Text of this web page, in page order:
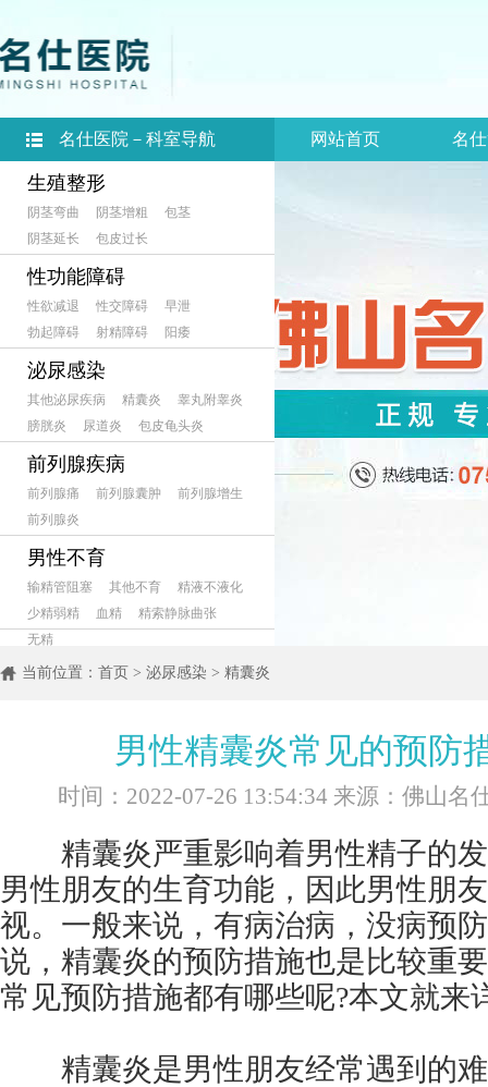
生殖整形
阴茎弯曲 阴茎增粗
包茎
阴茎延长
包皮过长
性功能障碍
性欲减退 性交障碍
早泄
勃起障碍
射精障碍 阳痿
泌尿感染
其他泌尿疾病 精囊炎
睾丸附睾炎
膀胱炎
尿道炎 包皮龟头炎
前列腺疾病
前列腺痛 前列腺囊肿
前列腺增生
前列腺炎
男性不育
输精管阻塞 其他不育
精液不液化
少精弱精
血精
精索静脉曲张
无精
名仕医院－科室导航 网站首页 名
当前位置： 首页 > 泌尿感染 > 精囊炎
男性精囊炎常见的预防
时间：2022-07-26 13:54:34 来源：佛山名
精囊炎严重影响着男性精子的发
男性朋友的生育功能，因此男性朋
视。一般来说，有病治病，没病预
说，精囊炎的预防措施也是比较重
常见预防措施都有哪些呢?本文就来
精囊炎是男性朋友经常遇到的难